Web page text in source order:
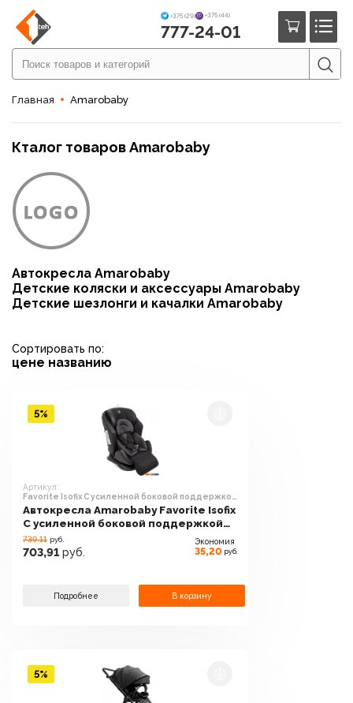
+375 (29) +375 (44)
777-24-01
Главная Amarobaby
Кталог товаров Amarobaby
Автокресла Amarobaby
Детские коляски и аксессуары Amarobaby
Детские шезлонги и качалки Amarobaby
Сортировать по:
цене названию
Артикул:
Favorite Isofix С усиленной боковой поддержкой
AB24-20FAV/0910 (черный/графит)
Автокресла Amarobaby Favorite Isofix
С усиленной боковой поддержкой
AB24-20FAV/0910 (черный/графит)
739.11 руб.
703,91 руб.
Экономия
35,20 руб.
Подробнее В корзину
5%
5%